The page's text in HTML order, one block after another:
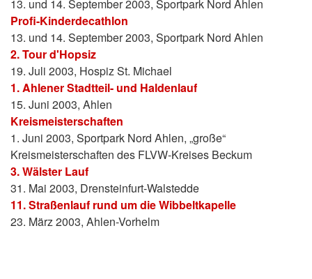
13. und 14. September 2003, Sportpark Nord Ahlen
Profi-Kinderdecathlon
13. und 14. September 2003, Sportpark Nord Ahlen
2. Tour d'Hopsiz
19. Juli 2003, Hospiz St. Michael
1. Ahlener Stadtteil- und Haldenlauf
15. Juni 2003, Ahlen
Kreismeisterschaften
1. Juni 2003, Sportpark Nord Ahlen, „große“
Kreismeisterschaften des FLVW-Kreises Beckum
3. Wälster Lauf
31. Mai 2003, Drensteinfurt-Walstedde
11. Straßenlauf rund um die Wibbeltkapelle
23. März 2003, Ahlen-Vorhelm